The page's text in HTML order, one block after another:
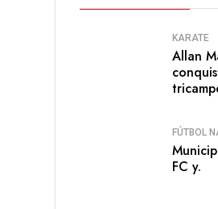
KARATE
Allan
FÚTBOL
FC y.